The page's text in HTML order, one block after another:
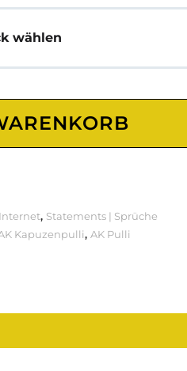
wählen
, Statements | Sprüche
Kapuzenpulli, AK Pulli